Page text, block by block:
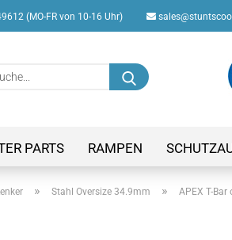
(MO-FR von 10-16 Uhr)
Suche...
PARTS RAMPEN
» Stahl Oversize 34.9mm » APEX T-Bar